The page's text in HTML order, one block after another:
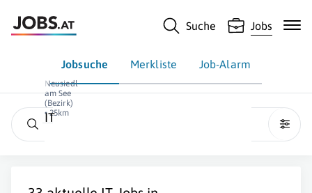
Suche Jobs
Jobsuche Merkliste Job-Alarm
Neusiedl
am See
(Bezirk)
• 25km
IT